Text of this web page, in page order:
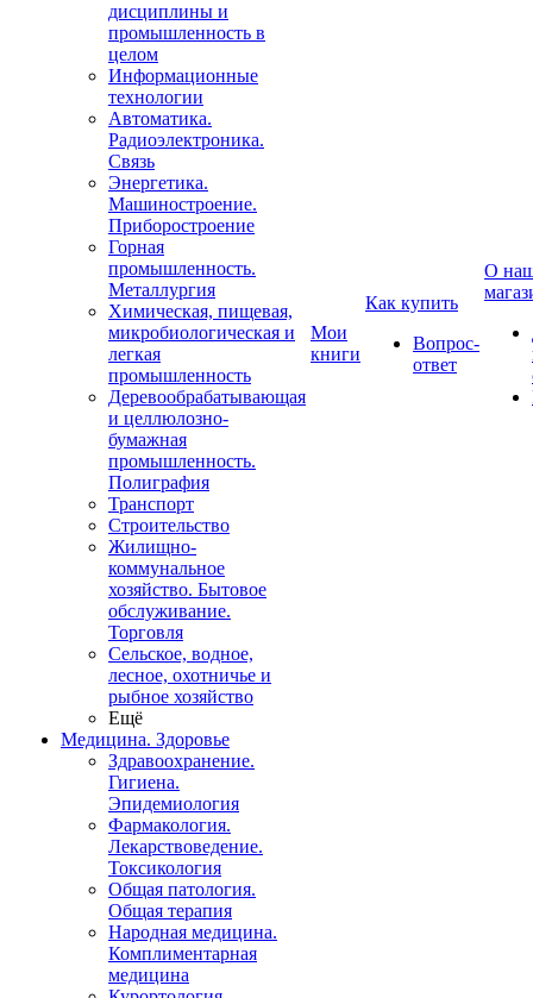
дисциплины и
промышленность в
целом
Информационные
технологии
Автоматика.
Радиоэлектроника.
Связь
Энергетика.
Машиностроение.
Приборостроение
Горная
промышленность.
Металлургия
Химическая, пищевая,
микробиологическая и
легкая
промышленность
Деревообрабатывающая
и целлюлозно-
бумажная
промышленность.
Полиграфия
Транспорт
Строительство
Жилищно-
коммунальное
хозяйство. Бытовое
обслуживание.
Торговля
Сельское, водное,
лесное, охотничье и
рыбное хозяйство
Ещё
Медицина. Здоровье
Здравоохранение.
Гигиена.
Эпидемиология
Фармакология.
Лекарствоведение.
Токсикология
Общая патология.
Общая терапия
Народная медицина.
Комплиментарная
медицина
Мои
книги
Как купить
Вопрос-
ответ
О